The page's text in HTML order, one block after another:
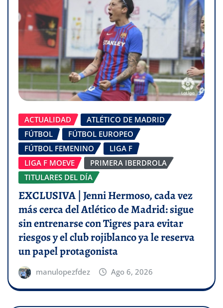
ACTUALIDAD
ATLÉTICO DE MADRID
FÚTBOL
FÚTBOL EUROPEO
FÚTBOL FEMENINO
LIGA F
LIGA F MOEVE
PRIMERA IBERDROLA
TITULARES DEL DÍA
EXCLUSIVA | Jenni Hermoso, cada vez
más cerca del Atlético de Madrid: sigue
sin entrenarse con Tigres para evitar
riesgos y el club rojiblanco ya le reserva
un papel protagonista
manulopezfdez Ago 6, 2026